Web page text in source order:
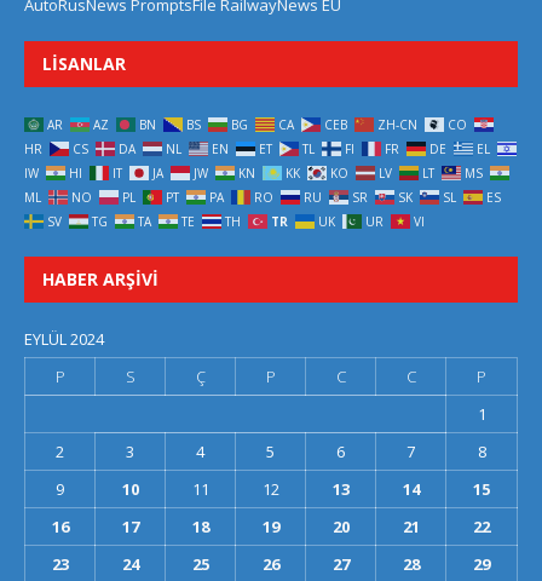
AutoRusNews PromptsFile RailwayNews EU
LISANLAR
AR AZ BN BS BG CA CEB ZH-CN
CO
HR
CS DA NL EN ET TL FI FR DE
EL
IW
HI IT JA JW KN KK KO LV LT
MS
ML
NO PL PT PA RO RU SR SK SL
ES
SV
TG TA TE TH TR UK UR VI
HABER ARŞIVI
EYLÜL 2024
P
S Ç P C C
P
1
2
3 4 5 6 7
8
9
10 11 12 13 14
15
16
17 18 19 20 21
22
23
24 25 26 27 28 29